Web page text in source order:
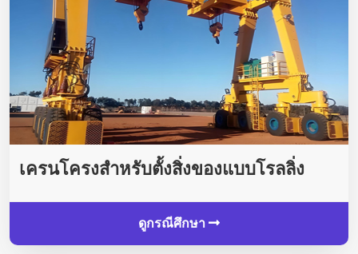
เครนโครงสำหรับตั้งสิ่งของแบบโรลลิ่ง
ดูกรณีศึกษา